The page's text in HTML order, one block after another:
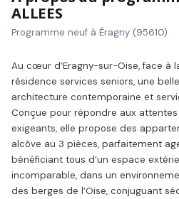
ALLEES
Programme neuf à Éragny (95610)
Au cœur d’Eragny-sur-Oise, face à
résidence services seniors, une
architecture contemporaine et
Conçue pour répondre aux
exigeants, elle propose des
alcôve au 3 pièces, parfaitement
bénéficiant tous d’un espace
incomparable, dans un
des berges de l’Oise, conjuguant